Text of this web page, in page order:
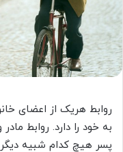
روابط هریک از اعضای
به خود را دارد. روابط
پسر هیچ کدام شبیه